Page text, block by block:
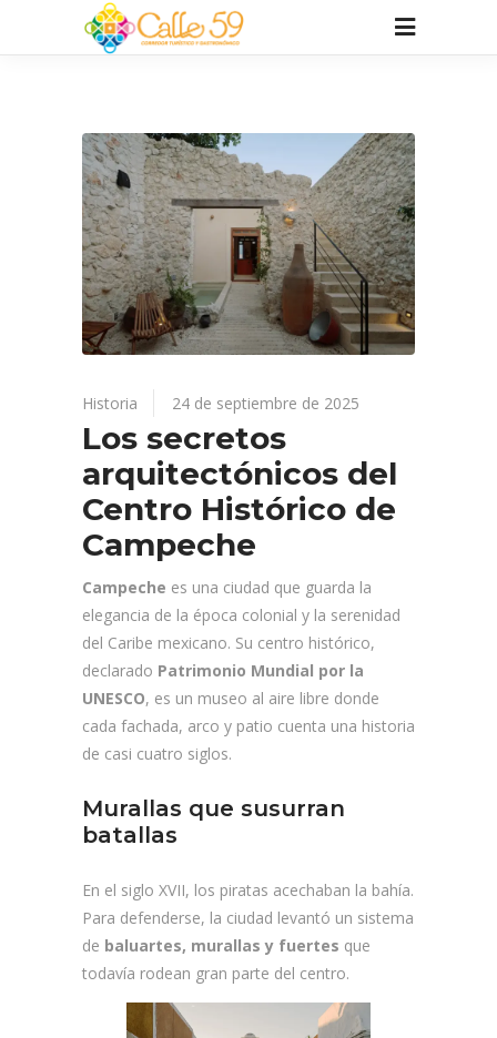
Historia 24 de septiembre de 2025
Los secretos
arquitectónicos del
Centro Histórico de
Campeche
Campeche es una ciudad que guarda la
elegancia de la época colonial y la serenidad
del Caribe mexicano. Su centro histórico,
declarado Patrimonio Mundial por la
UNESCO, es un museo al aire libre donde
cada fachada, arco y patio cuenta una historia
de casi cuatro siglos.
Murallas que susurran
batallas
En el siglo XVII, los piratas acechaban la bahía.
Para defenderse, la ciudad levantó un sistema
de baluartes, murallas y fuertes que
todavía rodean gran parte del centro.